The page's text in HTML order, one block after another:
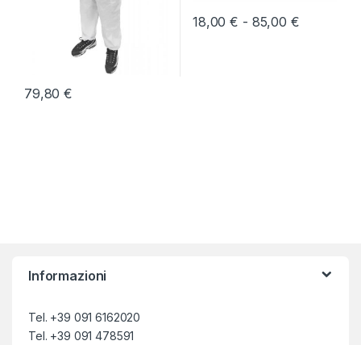
79,80€
Questo prodotto ha più varianti. Le opzioni possono essere
18,00€ - 85,00 €Fascia di
Questo prodotto ha più
Informazioni
Tel. +39 091 6162020
Tel. +39 091 478591